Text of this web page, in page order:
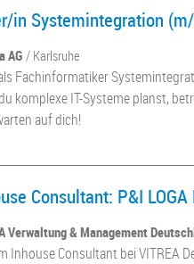
in Systemintegration
AG / Karlsruhe
Fachinformatiker
komplexe IT-Systeme planst,
auf dich!
Consultant: P&I
Verwaltung & Management
Inhouse Consultant bei VITREA